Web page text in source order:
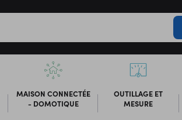
MAISON CONNECTÉE
- DOMOTIQUE
OUTILLAGE ET
MESURE